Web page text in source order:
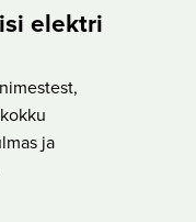
elektri
ja